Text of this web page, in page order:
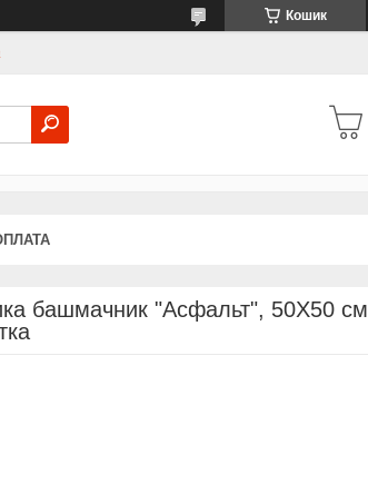
Кошик
башмачник "Асфальт", 50Х50 см